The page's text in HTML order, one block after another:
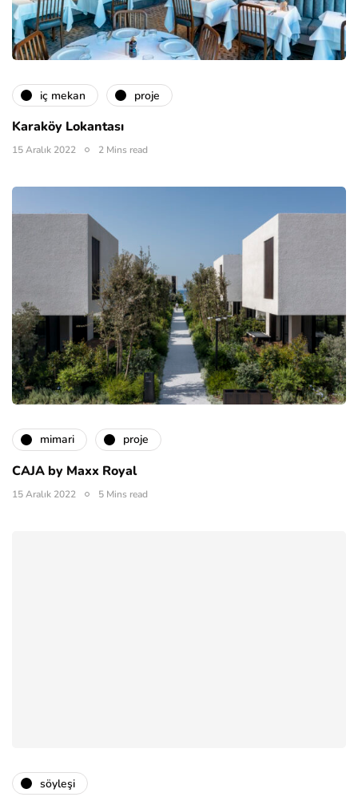
i̇ç mekan proje
Karaköy Lokantası
15 Aralık 2022 2 Mins read
mimari proje
CAJA by Maxx Royal
15 Aralık 2022 5 Mins read
söyleşi